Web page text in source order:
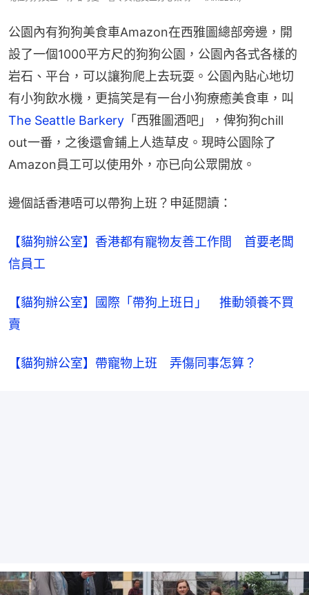
公園內有狗狗美食車Amazon在西雅圖總部旁邊，開
設了一個1000平方尺的狗狗公園，公園內各式各樣的
岩石、平台，可以讓狗爬上去玩耍。公園內貼心地切
有小狗飲水機，更搞笑是有一台小狗療癒美食車，叫
The Seattle Barkery 「西雅圖酒吧」，俾狗狗chill
out一番，之後還會鋪上人造草皮。現時公園除了
Amazon員工可以使用外，亦已向公眾開放。
邊個話香港唔可以帶狗上班？申延閱讀：
【貓狗辦公室】香港都有寵物友善工作間　首要老闆
信員工
【貓狗辦公室】國際「帶狗上班日」　推動領養不買
賣
【貓狗辦公室】帶寵物上班　弄傷同事怎算？